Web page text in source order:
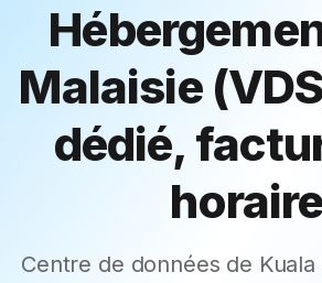
Malaisie
dédié,
horaire
Centre de données de Kuala